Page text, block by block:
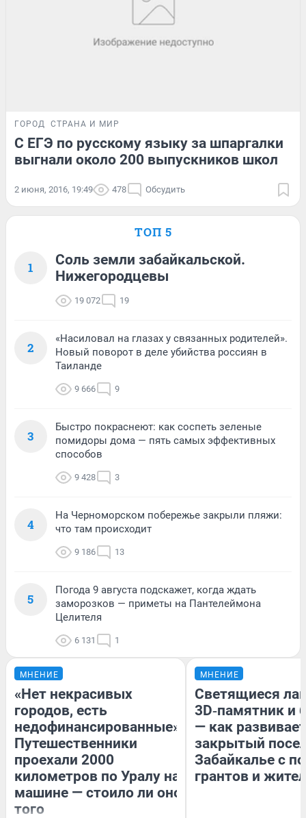
ГОРОД СТРАНА И МИР
С ЕГЭ по русскому языку за шпаргалки
выгнали около 200 выпускников школ
2 июня, 2016, 19:49 478 Обсудить
ТОП 5
1
Соль земли забайкальской.
Нижегородцевы
19 072 19
2
«Насиловал на глазах у связанных родителей».
Новый поворот в деле убийства россиян в
Таиланде
9 666 9
3
Быстро покраснеют: как соспеть зеленые
помидоры дома — пять самых эффективных
способов
9 428 3
4
На Черноморском побережье закрыли пляжи:
что там происходит
9 186 13
5
Погода 9 августа подскажет, когда ждать
заморозков — приметы на Пантелеймона
Целителя
6 131 1
МНЕНИЕ
«Нет некрасивых
городов, есть
недофинансированные».
Путешественники
проехали 2000
километров по Уралу на
машине — стоило ли оно
того
МНЕНИЕ
Светящиеся
3D‑памятник и
— как
закрытый
Забайкалье с
грантов и